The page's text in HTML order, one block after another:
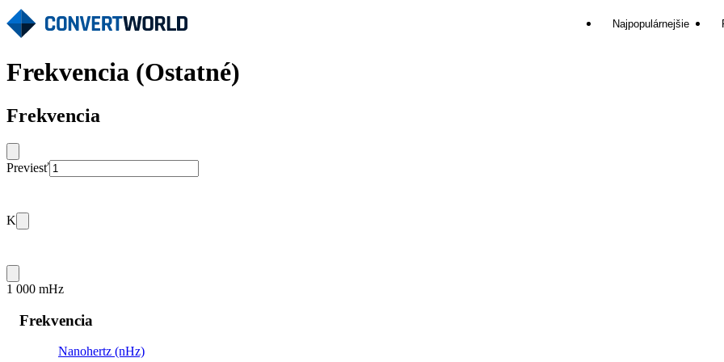
Najpopulárnejšie
Frekvencia (Ostatné)
Frekvencia
Previesť
K
1 000 mHz
Frekvencia
Nanohertz (nHz)